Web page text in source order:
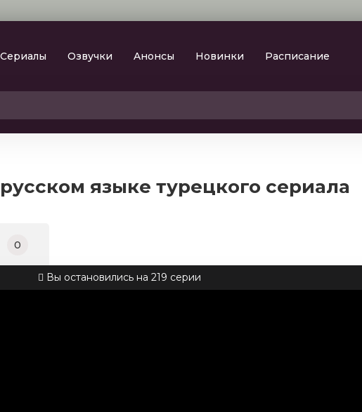
Сериалы
Детектив
Боевик
Oзвучки
AveTurk
Aнoнcы Новинки Расписание
языке турецкого сериала
0
Вы остановились на 219 серии